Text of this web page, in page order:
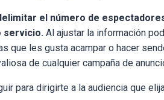
el número de
servicio. Al ajustar la información
que les gusta acampar o hacer
de cualquier campaña de
para dirigirte a la audiencia que